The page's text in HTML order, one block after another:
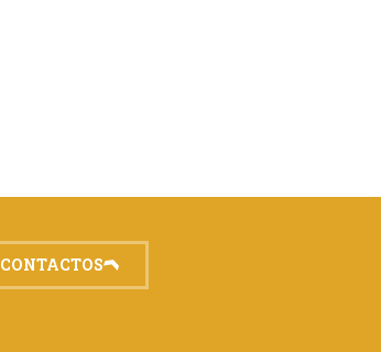
CONTACTOS